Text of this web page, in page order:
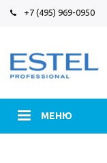
+7 (495) 969-0950
МЕНЮ